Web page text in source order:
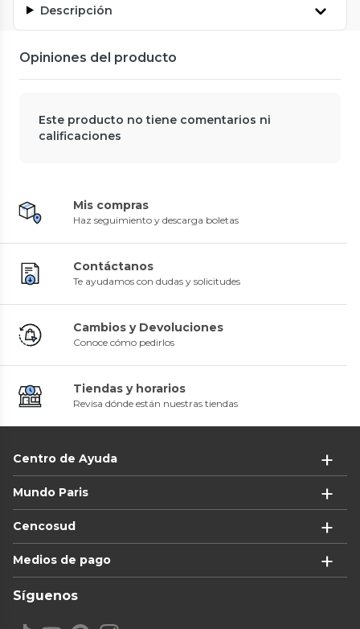
Descripción
Opiniones del producto
Este producto no tiene comentarios ni
calificaciones
Mis compras
Haz seguimiento y descarga boletas
Contáctanos
Te ayudamos con dudas y solicitudes
Cambios y Devoluciones
Conoce cómo pedirlos
Tiendas y horarios
Revisa dónde están nuestras tiendas
Centro de Ayuda
Mundo Paris
Cencosud
Medios de pago
Síguenos